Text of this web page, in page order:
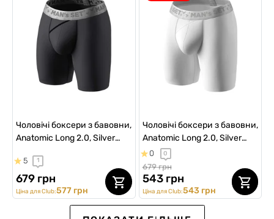
Чоловічі боксери з бавовни,
Anatomic Long 2.0, Silver
5 1
679 грн
Ціна для Club:577 грн
Чоловічі боксери з бавовни,
Anatomic Long 2.0, Silver
Series, білий
0 0
679 грн
543 грн
Ціна для Club:543 грн
ВИБІР №1